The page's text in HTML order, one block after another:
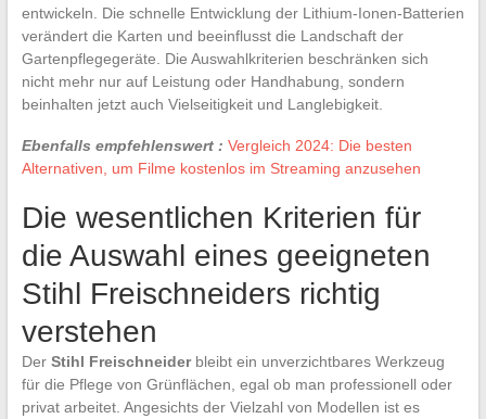
entwickeln. Die schnelle Entwicklung der Lithium-Ionen-Batterien
verändert die Karten und beeinflusst die Landschaft der
Gartenpflegegeräte. Die Auswahlkriterien beschränken sich
nicht mehr nur auf Leistung oder Handhabung, sondern
beinhalten jetzt auch Vielseitigkeit und Langlebigkeit.
Ebenfalls empfehlenswert : Vergleich 2024: Die besten
Alternativen, um Filme kostenlos im Streaming anzusehen
Die wesentlichen Kriterien für
die Auswahl eines geeigneten
Stihl Freischneiders richtig
verstehen
Der Stihl Freischneiderbleibt ein unverzichtbares Werkzeug
für die Pflege von Grünflächen, egal ob man professionell oder
privat arbeitet. Angesichts der Vielzahl von Modellen ist es